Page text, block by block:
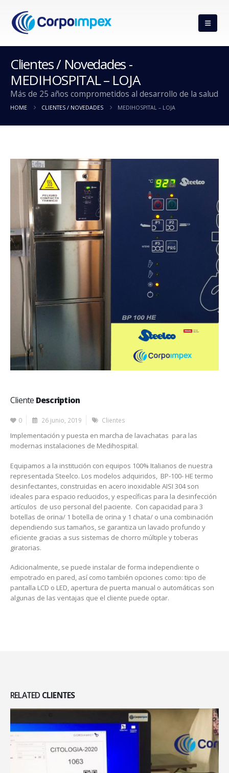
Clientes / Novedades -
MEDIHOSPITAL – LOJA
Más de 25 años comprometidos al desarrollo de la salud
HOME CLIENTES / NOVEDADES MEDIHOSPITAL – LOJA
Cliente Description
0 26 junio, 2019 Clientes
Implementación y puesta en marcha de lavachatas para las
modernas instalaciones de Medihospital.
Equipamos a la institución con equipos 100% Italianos de nuestra
representada Steelco. Los modelos adquiridos, BP-100- HE termo
desinfectantes, construidas en acero inoxidable AISI 304 son
ideales para espacio reducidos, y específicas para la desinfección
artículos de uso personal del paciente. Con capacidad para 3
botellas de orina/ 1 botella de orina y 1 chata/ o una combinación
dependiendo sus tamaños, se garantiza un lavado profundo y
eficiente gracias a sus sistemas de chorro múltiple y toberas
giratorias.
Adicionalmente, se puede instalar de forma independiente o
empotrado en pared, así como también opciones como: tipo de
pantalla LCD o LED, apertura de puerta manual o automáticas son
algunas de las ventajas que el cliente puede optar.
RELATED CLIENTES